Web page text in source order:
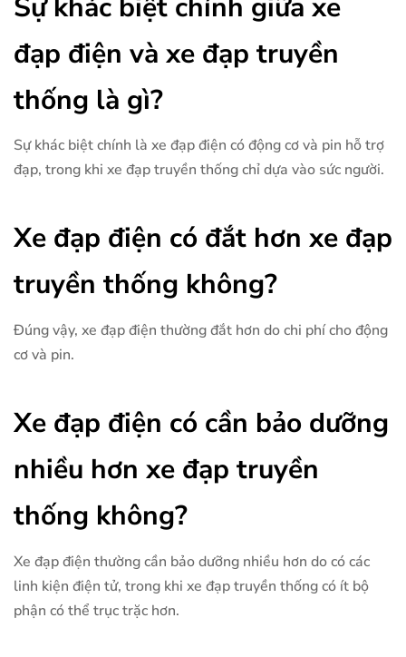
đạp điện và xe đạp truyền
thống là gì?
Sự khác biệt chính là xe đạp điện có động cơ và pin hỗ trợ
đạp, trong khi xe đạp truyền thống chỉ dựa vào sức người.
Xe đạp điện có đắt hơn xe đạp
truyền thống không?
Đúng vậy, xe đạp điện thường đắt hơn do chi phí cho động
cơ và pin.
Xe đạp điện có cần bảo dưỡng
nhiều hơn xe đạp truyền
thống không?
Xe đạp điện thường cần bảo dưỡng nhiều hơn do có các
linh kiện điện tử, trong khi xe đạp truyền thống có ít bộ
phận có thể trục trặc hơn.